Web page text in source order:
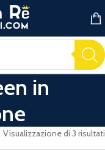
in
Visualizzazione di 3 risultati